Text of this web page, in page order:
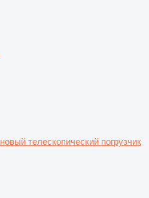
новый телескопический погрузчик